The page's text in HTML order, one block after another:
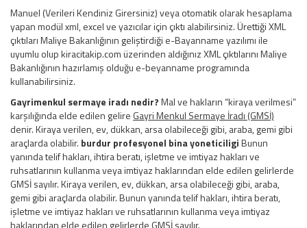
Manuel (Verileri Kendiniz Girersiniz) veya otomatik olarak hesaplama
yapan modül xml, excel ve yazıcılar için çıktı alabilirsiniz. Ürettiği XML
çıktıları Maliye Bakanlığının geliştirdiği e-Bayanname yazılımı ile
uyumlu olup kiracitakip.com üzerinden aldığınız XML çıktılarını Maliye
Bakanlığının hazırlamış olduğu e-beyanname programında
kullanabilirsiniz.
Gayrimenkul sermaye iradı nedir?Mal ve hakların “kiraya verilmesi”
karşılığında elde edilen gelire Gayri Menkul Sermaye İradı (GMSİ)
denir. Kiraya verilen, ev, dükkan, arsa olabileceği gibi, araba, gemi gibi
araçlarda olabilir. burdur profesyonel bina yoneticiligiBunun
yanında telif hakları, ihtira beratı, işletme ve imtiyaz hakları ve
ruhsatlarının kullanma veya imtiyaz haklarından elde edilen gelirlerde
GMSİ sayılır. Kiraya verilen, ev, dükkan, arsa olabileceği gibi, araba,
gemi gibi araçlarda olabilir. Bunun yanında telif hakları, ihtira beratı,
işletme ve imtiyaz hakları ve ruhsatlarının kullanma veya imtiyaz
haklarından elde edilen gelirlerde GMSİ sayılır.